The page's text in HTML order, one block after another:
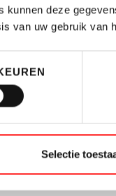
deze
van uw gebruik van
Selectie
daarin
op maat.